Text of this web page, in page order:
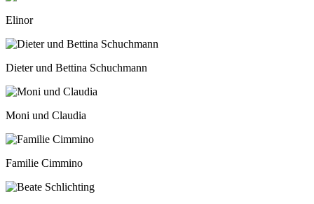
Elinor
Dieter und Bettina Schuchmann
Moni und Claudia
Familie Cimmino